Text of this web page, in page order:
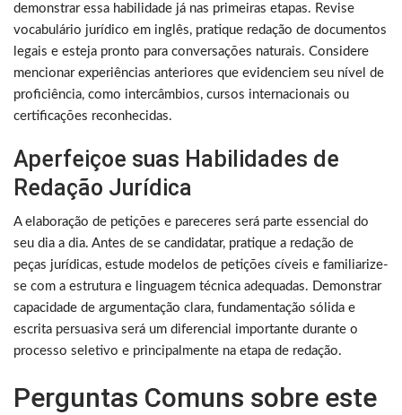
demonstrar essa habilidade já nas primeiras etapas. Revise
vocabulário jurídico em inglês, pratique redação de documentos
legais e esteja pronto para conversações naturais. Considere
mencionar experiências anteriores que evidenciem seu nível de
proficiência, como intercâmbios, cursos internacionais ou
certificações reconhecidas.
Aperfeiçoe suas Habilidades de
Redação Jurídica
A elaboração de petições e pareceres será parte essencial do
seu dia a dia. Antes de se candidatar, pratique a redação de
peças jurídicas, estude modelos de petições cíveis e familiarize-
se com a estrutura e linguagem técnica adequadas. Demonstrar
capacidade de argumentação clara, fundamentação sólida e
escrita persuasiva será um diferencial importante durante o
processo seletivo e principalmente na etapa de redação.
Perguntas Comuns sobre este